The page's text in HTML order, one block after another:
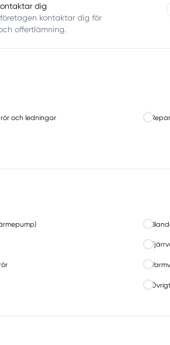
dig
kontaktar dig för
offertlämning.
och ledningar